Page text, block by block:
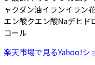
ャクダン油イランイラン
エン酸クエン酸Naデヒド
コール
楽天市場で見るYahoo!シ